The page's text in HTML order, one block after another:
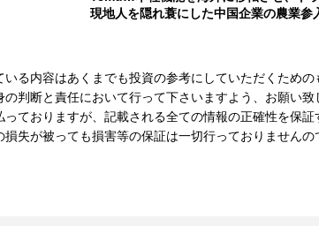
現地人を隠れ蓑にした中国企業の農業参
いる内容はあくまでも投資の参考にしていただくため
の判断と責任において行って下さいますよう、お願い
ておりますが、記載される全ての情報の正確性を保証
失が被っても損害等の保証は一切行っておりませんの